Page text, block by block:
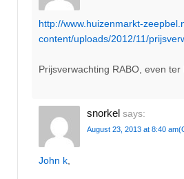
http://www.huizenmarkt-
content/uploads/2012/11/
Prijsverwachting RABO, even ter
snorkel says:
August 23, 2013 at 8:40 am
John k